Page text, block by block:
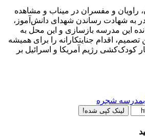
راویان و مفسران در میناب و مشاهده
در به شهادت رساندن شهدای دانش‌آموز،
این مدرسه بازسازی و این محل به
اقدام جنایتکارانه را برای همیشه
کودک‌کشی رژیم آمریکا و اسرائیل بر
مدرسه شجره
لینک کپی شده!